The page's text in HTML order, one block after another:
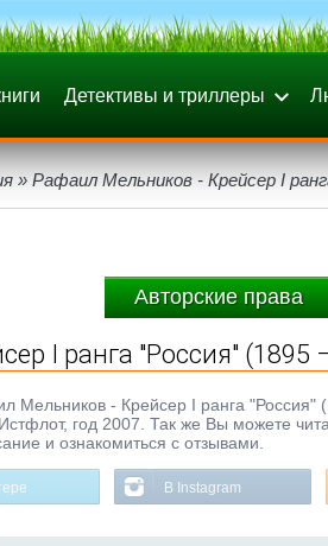
Детективы и триллеры
» Рафаил Мельников - Крейсер I
Авторские права
I ранга "Россия" (1895
Мельников - Крейсер I ранга
год 2007. Так же Вы можете
и ознакомиться с отзывами.
В Instagram